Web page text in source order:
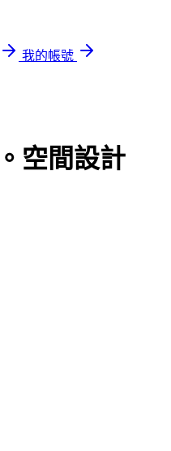
我的帳號
空間設計